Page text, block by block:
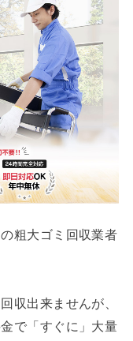
粗大ゴミ回収業者
収出来ませんが、
で「すぐに」大量